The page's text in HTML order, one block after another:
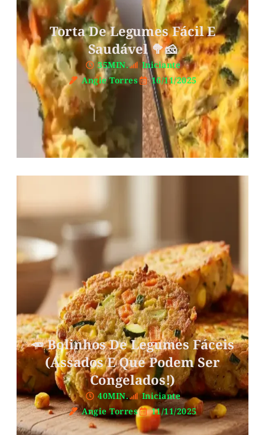
Torta De Legumes Fácil E
Saudável 🥦🧀
35MIN.
Iniciante
Angie Torres
16/11/2025
🥕 Bolinhos De Legumes Fáceis
(Assados E Que Podem Ser
Congelados!)
40MIN.
Iniciante
Angie Torres
11/11/2025